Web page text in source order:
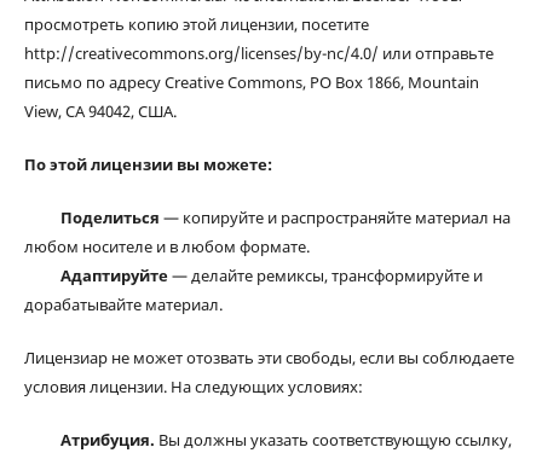
просмотреть копию этой лицензии, посетите
http://creativecommons.org/licenses/by-nc/4.0/ или отправьте
письмо по адресу Creative Commons, PO Box 1866, Mountain
View, CA 94042, США.
По этой лицензии вы можете:
Поделиться — копируйте и распространяйте материал на
любом носителе и в любом формате.
Адаптируйте— делайте ремиксы, трансформируйте и
дорабатывайте материал.
Лицензиар не может отозвать эти свободы, если вы соблюдаете
условия лицензии. На следующих условиях:
Атрибуция. Вы должны указать соответствующую ссылку,